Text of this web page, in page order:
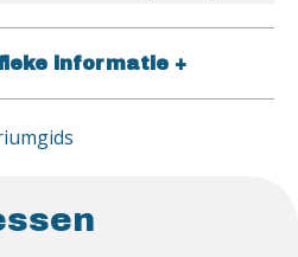
informatie +